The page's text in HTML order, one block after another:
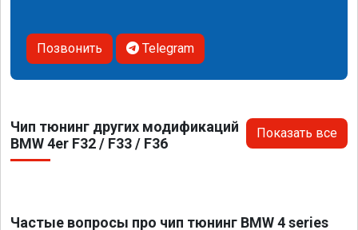
Позвонить Telegram
Чип тюнинг других модификаций
BMW 4er F32 / F33 / F36
Показать все
Частые вопросы про чип тюнинг BMW 4 series